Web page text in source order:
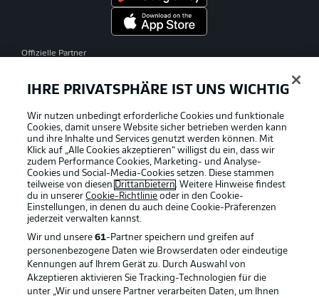
Offizielle Partner
IHRE PRIVATSPHÄRE IST UNS WICHTIG
Wir nutzen unbedingt erforderliche Cookies und funktionale
Cookies, damit unsere Website sicher betrieben werden kann
und ihre Inhalte und Services genutzt werden können. Mit
Klick auf „Alle Cookies akzeptieren“ willigst du ein, dass wir
zudem Performance Cookies, Marketing- und Analyse-
Cookies und Social-Media-Cookies setzen. Diese stammen
teilweise von diesen Drittanbietern. Weitere Hinweise findest
du in unsererCookie-Richtlinie oder in den Cookie-
Einstellungen, in denen du auch deine Cookie-Präferenzen
jederzeit verwalten kannst.
Wir und unsere61-Partner speichern und greifen auf
personenbezogene Daten wie Browserdaten oder eindeutige
Kennungen auf Ihrem Gerät zu. Durch Auswahl von
Akzeptieren aktivieren Sie Tracking-Technologien für die
unter „Wir und unsere Partner verarbeiten Daten, um Ihnen